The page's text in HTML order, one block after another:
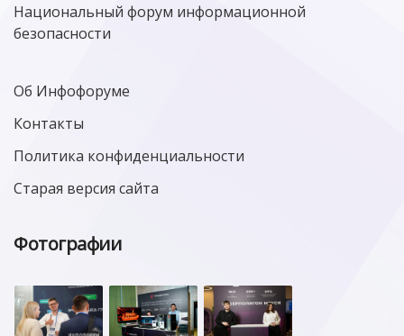
Национальный форум информационной
безопасности
Об Инфофоруме
Контакты
Политика конфиденциальности
Старая версия сайта
Фотографии